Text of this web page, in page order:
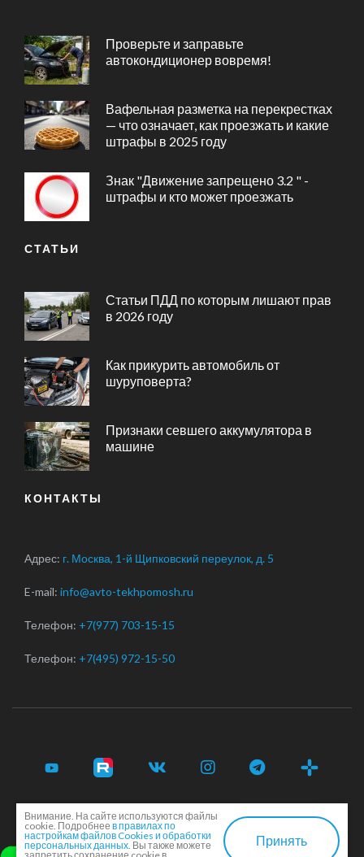
Проверьте и заправьте
автокондиционер вовремя!
Вафельная разметка на перекрестках
— что означает, как проезжать и какие
штрафы в 2025 году
Знак "Движение запрещено 3.2 " -
штрафы и кто может проезжать
СТАТЬИ
Статьи ПДД по которым лишают прав
в 2026 году
Как прикурить автомобиль от
шуруповерта?
Признаки севшего аккумулятора в
машине
КОНТАКТЫ
Адрес: г. Москва, 1-й Щипковский переулок, д. 5
E-mail: info@avto-tekhpomosh.ru
Телефон: +7(977) 703-15-15
Телефон: +7(495) 972-15-50
© 2017-2026 Срочная автотехпомощь легковым и
грузовым автомобилям в Москве и Московской области ·
Соглашение сторон ·
Внимание. На сайте используются файлы
cookie. Подробнее в правилах по
настройкам файлов Cookies и обработки
персональных данных. Вы также можете
Принять